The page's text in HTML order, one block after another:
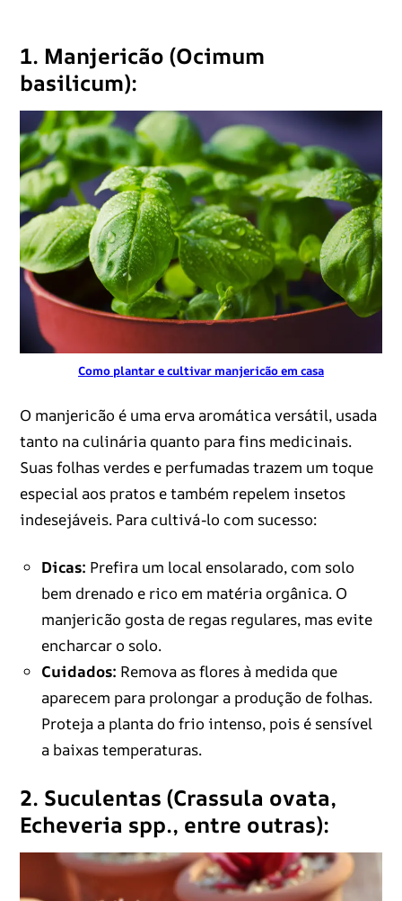
1. Manjericão (Ocimum
basilicum):
Como plantar e cultivar manjericão em casa
O manjericão é uma erva aromática versátil, usada
tanto na culinária quanto para fins medicinais.
Suas folhas verdes e perfumadas trazem um toque
especial aos pratos e também repelem insetos
indesejáveis. Para cultivá-lo com sucesso:
Dicas: Prefira um local ensolarado, com solo
bem drenado e rico em matéria orgânica. O
manjericão gosta de regas regulares, mas evite
encharcar o solo.
Cuidados: Remova as flores à medida que
aparecem para prolongar a produção de folhas.
Proteja a planta do frio intenso, pois é sensível
a baixas temperaturas.
2. Suculentas (Crassula ovata,
Echeveria spp., entre outras):